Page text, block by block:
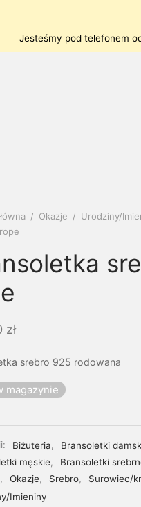
Jesteśmy pod telefonem
/ Okazje / Urodziny/
zł
srebro 925 rodowana
magazynie
Biżuteria, Bransoletki
męskie, Bransoletki
, Okazje, Srebro, Surowiec/
Imieniny